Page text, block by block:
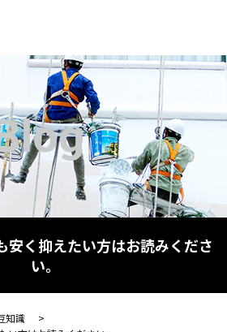
安く抑えたい方はお読みくださ
い。
知識